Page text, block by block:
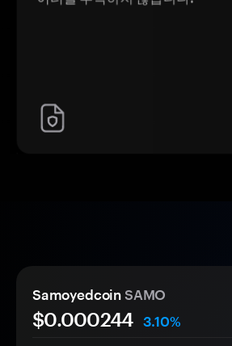
Samoyedcoin SAMO
$0.000244
3.10%